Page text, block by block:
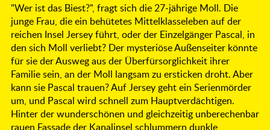
"Wer ist das Biest?", fragt sich die 27-jährige Moll. Die
junge Frau, die ein behütetes Mittelklasseleben auf der
reichen Insel Jersey führt, oder der Einzelgänger Pascal, in
den sich Moll verliebt? Der mysteriöse Außenseiter könnte
für sie der Ausweg aus der Überfürsorglichkeit ihrer
Familie sein, an der Moll langsam zu ersticken droht. Aber
kann sie Pascal trauen? Auf Jersey geht ein Serienmörder
um, und Pascal wird schnell zum Hauptverdächtigen.
Hinter der wunderschönen und gleichzeitig unberechenbar
rauen Fassade der Kanalinsel schlummern dunkle